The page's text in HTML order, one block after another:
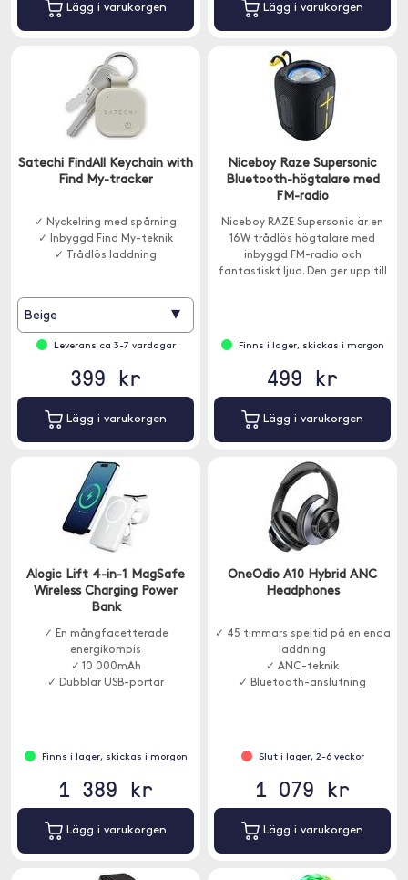
Lägg i varukorgen Lägg i varukorgen
Satechi FindAll Keychain with
Find My-tracker
✓ Nyckelring med spårning
✓ Inbyggd Find My-teknik
✓ Trådlös laddning
Beige ▾
Leverans ca 3-7 vardagar
399 kr
Lägg i varukorgen
Niceboy Raze Supersonic
Bluetooth-högtalare med
FM-radio
Niceboy RAZE Supersonic är en
16W trådlös högtalare med
inbyggd FM-radio och
fantastiskt ljud. Den ger upp till
Finns i lager, skickas i morgon
499 kr
Lägg i varukorgen
Alogic Lift 4-in-1 MagSafe
Wireless Charging Power
Bank
✓ En mångfacetterade
energikompis
✓ 10 000mAh
✓ Dubblar USB-portar
Finns i lager, skickas i morgon
1 389 kr
Lägg i varukorgen
OneOdio A10 Hybrid ANC
Headphones
✓ 45 timmars speltid på en enda
laddning
✓ ANC-teknik
✓ Bluetooth-anslutning
Slut i lager, 2-6 veckor
1 079 kr
Lägg i varukorgen